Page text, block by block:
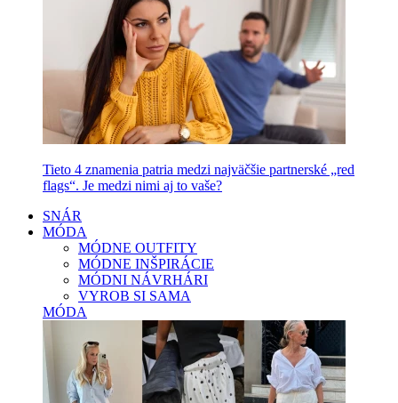
Tieto 4 znamenia patria medzi najväčšie partnerské „red
flags“. Je medzi nimi aj to vaše?
SNÁR
MÓDA
MÓDNE OUTFITY
MÓDNE INŠPIRÁCIE
MÓDNI NÁVRHÁRI
VYROB SI SAMA
MÓDA